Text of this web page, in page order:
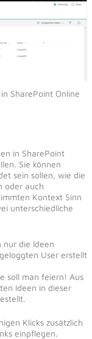
SharePoint Online
in SharePoint
Sie können
sein sollen, wie die
oder auch
Kontext Sinn
unterschiedliche
nur die Ideen
User erstellt
soll man feiern! Aus
Ideen in dieser
Klicks zusätzlich
einpflegen.